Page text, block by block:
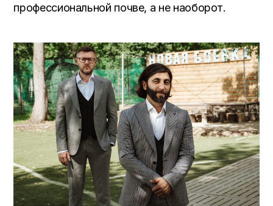
профессиональной почве, а не наоборот.